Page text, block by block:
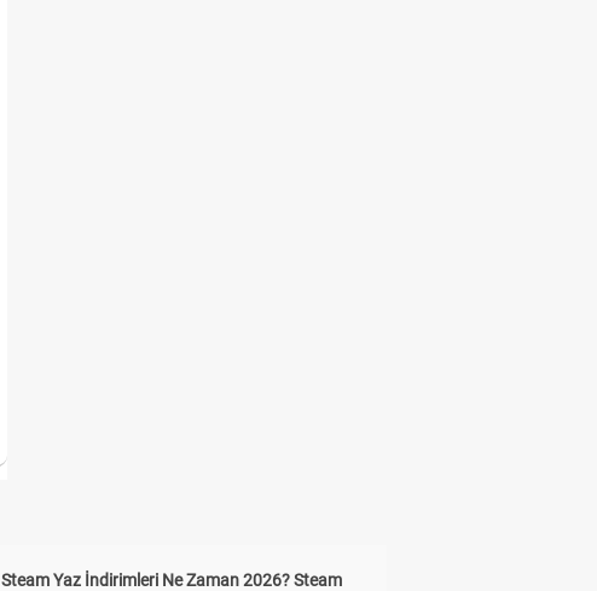
Steam Yaz İndirimleri Ne Zaman 2026? Steam